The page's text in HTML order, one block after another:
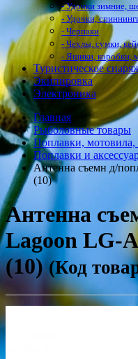
- Удочки зимние,
- Удочки,
- Черпаки
- Чехлы, сумки,
- Ящики,
Туристическое
Экипировка
Электроника
Главная
Рыболовные товары
Поплавки, мотовила,
Поплавки и
Антенна съемн д/
(10)
Антенна
Lagoon LG-
(10) (Код